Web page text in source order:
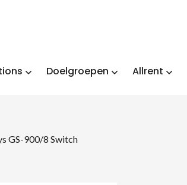
Doelgroepen Allrent
GS-900/8 Switch